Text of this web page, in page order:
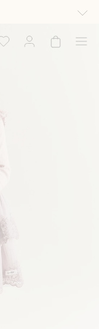
3-16.8. asti
tai tarjouksiin.